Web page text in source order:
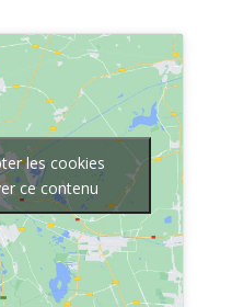
les cookies
ce contenu